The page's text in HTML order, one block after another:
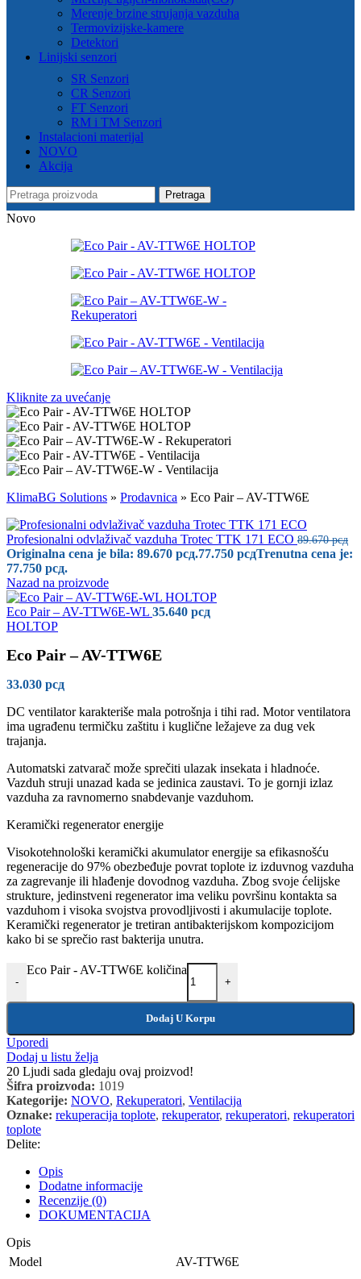
Merenje brzine strujanja vazduha
Termovizijske-kamere
Detektori
Linijski senzori
SR Senzori
CR Senzori
FT Senzori
RM i TM Senzori
Instalacioni materijal
NOVO
Akcija
Pretraga
Novo
Kliknite za uvećanje
KlimaBG Solutions » Prodavnica » Eco Pair – AV-TTW6E
Profesionalni odvlaživač vazduha Trotec TTK 171 ECO 89.670рсд
Originalna cena je bila: 89.670 рсд.77.750 рсдTrenutna cena je:
77.750 рсд.
Nazad na proizvode
Eco Pair – AV-TTW6E-WL 35.640 рсд
HOLTOP
Eco Pair – AV-TTW6E
33.030 рсд
DC ventilator karakteriše mala potrošnja i tihi rad. Motor ventilatora
ima ugrađenu termičku zaštitu i kuglične ležajeve za dug vek
trajanja.
Automatski zatvarač može sprečiti ulazak insekata i hladnoće.
Vazduh struji unazad kada se jedinica zaustavi. To je gornji izlaz
vazduha za ravnomerno snabdevanje vazduhom.
Keramički regenerator energije
Visokotehnološki keramički akumulator energije sa efikasnošću
regeneracije do 97% obezbeđuje povrat toplote iz izduvnog vazduha
za zagrevanje ili hlađenje dovodnog vazduha. Zbog svoje ćelijske
strukture, jedinstveni regenerator ima veliku površinu kontakta sa
vazduhom i visoka svojstva provodljivosti i akumulacije toplote.
Keramički regenerator je tretiran antibakterijskom kompozicijom
kako bi se sprečio rast bakterija unutra.
-
Eco Pair - AV-TTW6E količina
+
Dodaj U Korpu
Uporedi
Dodaj u listu želja
20 Ljudi sada gledaju ovaj proizvod!
Šifra proizvoda: 1019
Kategorije: NOVO, Rekuperatori, Ventilacija
Oznake: rekuperacija toplote, rekuperator, rekuperatori, rekuperatori
toplote
Delite:
Opis
Dodatne informacije
Recenzije (0)
DOKUMENTACIJA
Opis
Model
AV-TTW6E